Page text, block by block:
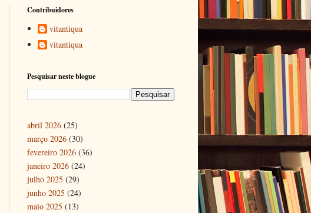
Contribuidores
vitantiqua
vitantiqua
Pesquisar neste blogue
abril 2026 (25)
março 2026 (30)
fevereiro 2026 (36)
janeiro 2026 (24)
julho 2025 (29)
junho 2025 (24)
maio 2025 (13)